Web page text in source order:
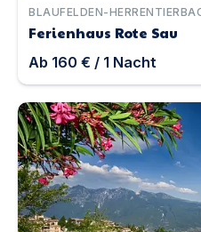
BLAUFELDEN-
Ferienhaus Rote Sau
Ab 160 € / 1 Nacht
Ferienwohnung Lina's